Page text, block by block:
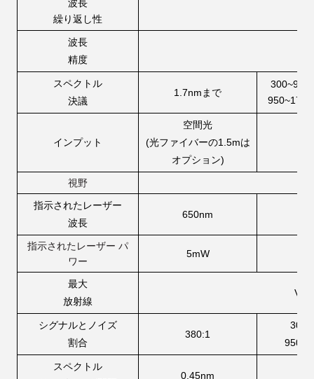
波長
繰り返し性
波長
精度
スペクトル
決議
1.7nmまで
インプット
空間光
(光ファイバーの1.5mは
オプション)
視野
指示されたレーザー
波長
650nm
指示されたレーザー パ
ワー
5mW
最大
放射線
シグナルとノイズ
割合
380:1
スペクトル
0.45nm